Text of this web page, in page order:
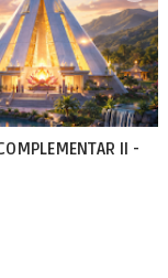
II -